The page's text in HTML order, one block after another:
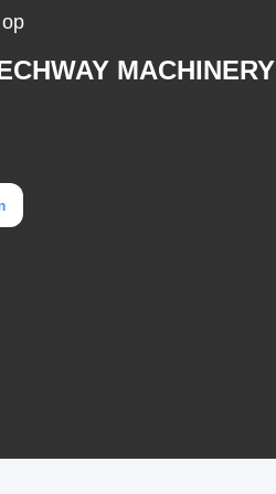
MACHINERY